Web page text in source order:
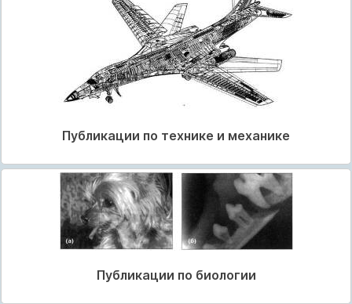
Публикации по технике и механике
Публикации по биологии